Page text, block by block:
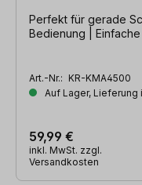
Perfekt für gerade
Bedienung |
Art.-Nr.: KR-KMA4500
Auf Lager, Lieferung
59,99 €
inkl. MwSt. zzgl.
Versandkosten